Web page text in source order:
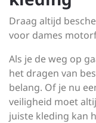
Draag altijd
voor dames
Als je de weg op
het dragen van
belang. Of je nu
veiligheid moet
juiste kleding kan